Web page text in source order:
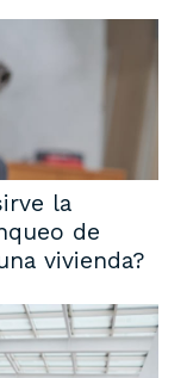
la
de
vivienda?